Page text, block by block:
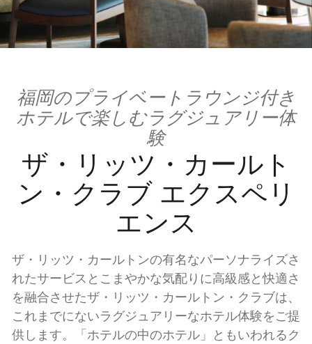
福岡のプライベートラウンジ付き
ホテルで楽しむラグジュアリー体
験
ザ・リッツ・カールト
ン・クラブ エクスペリ
エンス
ザ・リッツ・カールトンの有名なパーソナライズさ
れたサービスとこまやかな気配りに高級感と快適さ
を融合させたザ・リッツ・カールトン・クラブは、
これまでにないラグジュアリーなホテル体験をご提
供します。「ホテルの中のホテル」ともいわれるク